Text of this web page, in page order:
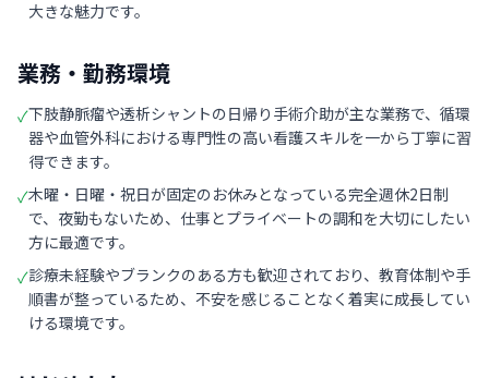
大きな魅力です。
業務・勤務環境
✓下肢静脈瘤や透析シャントの日帰り手術介助が主な業務で、循環
器や血管外科における専門性の高い看護スキルを一から丁寧に習
得できます。
✓木曜・日曜・祝日が固定のお休みとなっている完全週休2日制
で、夜勤もないため、仕事とプライベートの調和を大切にしたい
方に最適です。
✓診療未経験やブランクのある方も歓迎されており、教育体制や手
順書が整っているため、不安を感じることなく着実に成長してい
ける環境です。